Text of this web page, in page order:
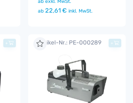
ab exkl. MwSt.
ab 22,61 € inkl. MwSt.
+ Artikel-Nr.: PE-000289 +